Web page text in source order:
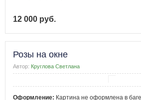
12 000 руб.
Розы на окне
Автор: Круглова Светлана
Оформление: Картина не оформлена в